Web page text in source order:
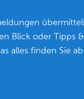
Blick oder Tipps &
alles finden Sie ab